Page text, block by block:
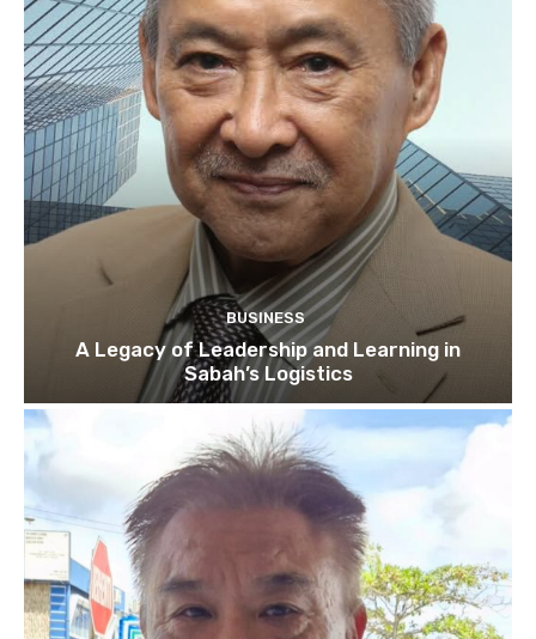
BUSINESS
A Legacy of Leadership and Learning in
Sabah’s Logistics